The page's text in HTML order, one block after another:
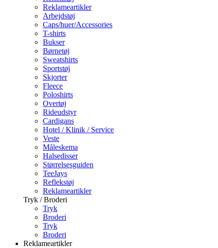
Reklameartikler
Arbejdstøj
Caps/huer/Accessories
T-shirts
Bukser
Børnetøj
Sweatshirts
Sportstøj
Skjorter
Fleece
Poloshirts
Overtøj
Rideudstyr
Cardigans
Hotel / Klinik / Service
Veste
Måleskema
Halsedisser
Størrelsesguiden
TeeJays
Reflekstøj
Reklameartikler
Tryk / Broderi
Tryk
Broderi
Tryk
Broderi
Reklameartikler